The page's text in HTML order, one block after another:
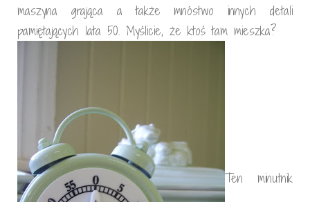
maszyna grająca a także mnóstwo innych detali
pamiętających lata 50. Myślicie, że ktoś tam mieszka?
Ten minutnik